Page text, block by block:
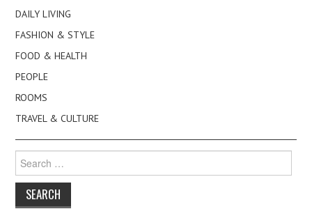
DAILY LIVING
FASHION & STYLE
FOOD & HEALTH
PEOPLE
ROOMS
TRAVEL & CULTURE
Search
for: